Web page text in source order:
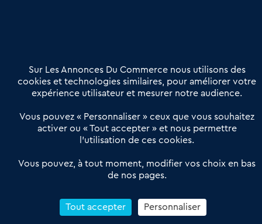
Offres Pro
Actualités
Qui sommes nous ?
Derniers articles
Réseau 3C : un partenaire national dédié aux transactions
Petitscommerces : Un partenariat au service du commerce de
proximité et des territoires
Reprendre un Restaurant Rapide
Sur Les Annonces Du Commerce nous utilisons des
cookies et technologies similaires, pour améliorer votre
expérience utilisateur et mesurer notre audience.
Vous pouvez « Personnaliser » ceux que vous souhaitez
activer ou « Tout accepter » et nous permettre
l’utilisation de ces cookies.
Vous pouvez, à tout moment, modifier vos choix en bas
de nos pages.
Tout accepter Personnaliser